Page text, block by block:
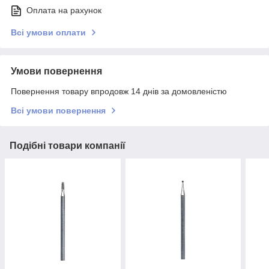
Оплата на рахунок
Всі умови оплати
Умови повернення
Повернення товару впродовж 14 днів за домовленістю
Всі умови повернення
Подібні товари компанії